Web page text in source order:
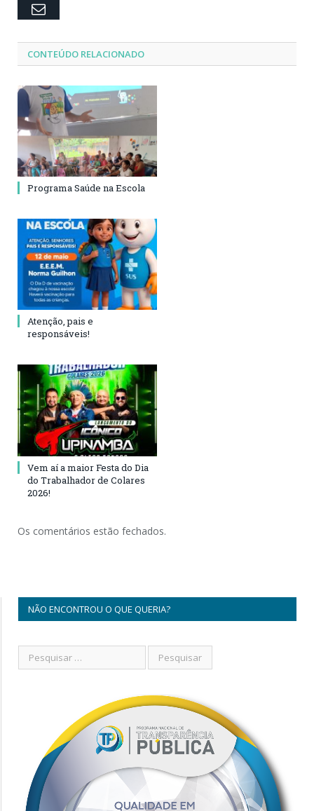
Email
CONTEÚDO RELACIONADO
Programa Saúde na Escola
Atenção, pais e
responsáveis!
Vem aí a maior Festa do Dia
do Trabalhador de Colares
2026!
Os comentários estão fechados.
NÃO ENCONTROU O QUE QUERIA?